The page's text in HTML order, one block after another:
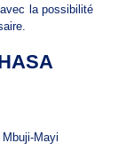
avec la possibilité
Mayi